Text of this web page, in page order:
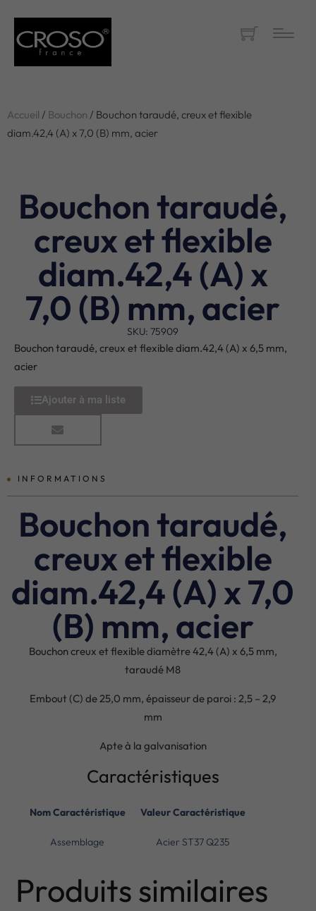
Accueil / Bouchon / Bouchon taraudé, creux et flexible
diam.42,4 (A) x 7,0 (B) mm, acier
Bouchon taraudé,
creux et flexible
diam.42,4 (A) x
7,0 (B) mm, acier
SKU: 75909
Bouchon taraudé, creux et flexible diam.42,4 (A) x 6,5 mm,
acier
Ajouter à ma liste
INFORMATIONS
Bouchon taraudé,
creux et flexible
diam.42,4 (A) x 7,0
(B) mm, acier
Bouchon creux et flexible diamètre 42,4 (A) x 6,5 mm,
taraudé M8
Embout (C) de 25,0 mm, épaisseur de paroi : 2,5 – 2,9
mm
Apte à la galvanisation
Caractéristiques
Nom Caractéristique Valeur Caractéristique
Assemblage Acier ST37 Q235
Produits similaires